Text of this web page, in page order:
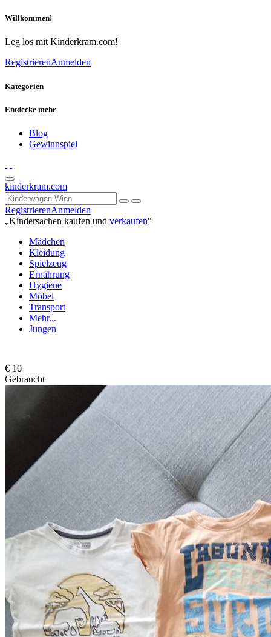
Willkommen!
Leg los mit Kinderkram.com!
RegistrierenAnmelden
Kategorien
Entdecke mehr
Blog
Gewinnspiel
kinderkram.com
RegistrierenAnmelden
„Kindersachen kaufen und verkaufen“
Mädchen
Kleidung
Spielzeug
Ernährung
Hygiene
Möbel
Transport
Mehr...
Jungen
€ 10
Gebraucht